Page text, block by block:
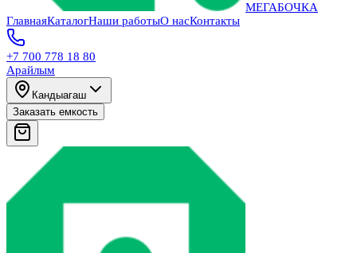
МЕГАБОЧКА
ГлавнаяКаталогНаши работыО насКонтакты
+7 700 778 18 80
Арайлым
Кандыагаш
Заказать емкость